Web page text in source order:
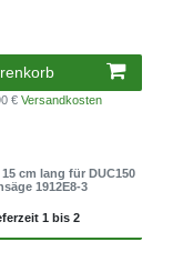
€Versandkosten
cm lang für DUC150
1912E8-3
1 bis 2